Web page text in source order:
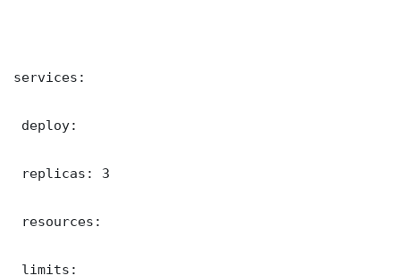
services:
deploy:
replicas: 3
resources:
limits: